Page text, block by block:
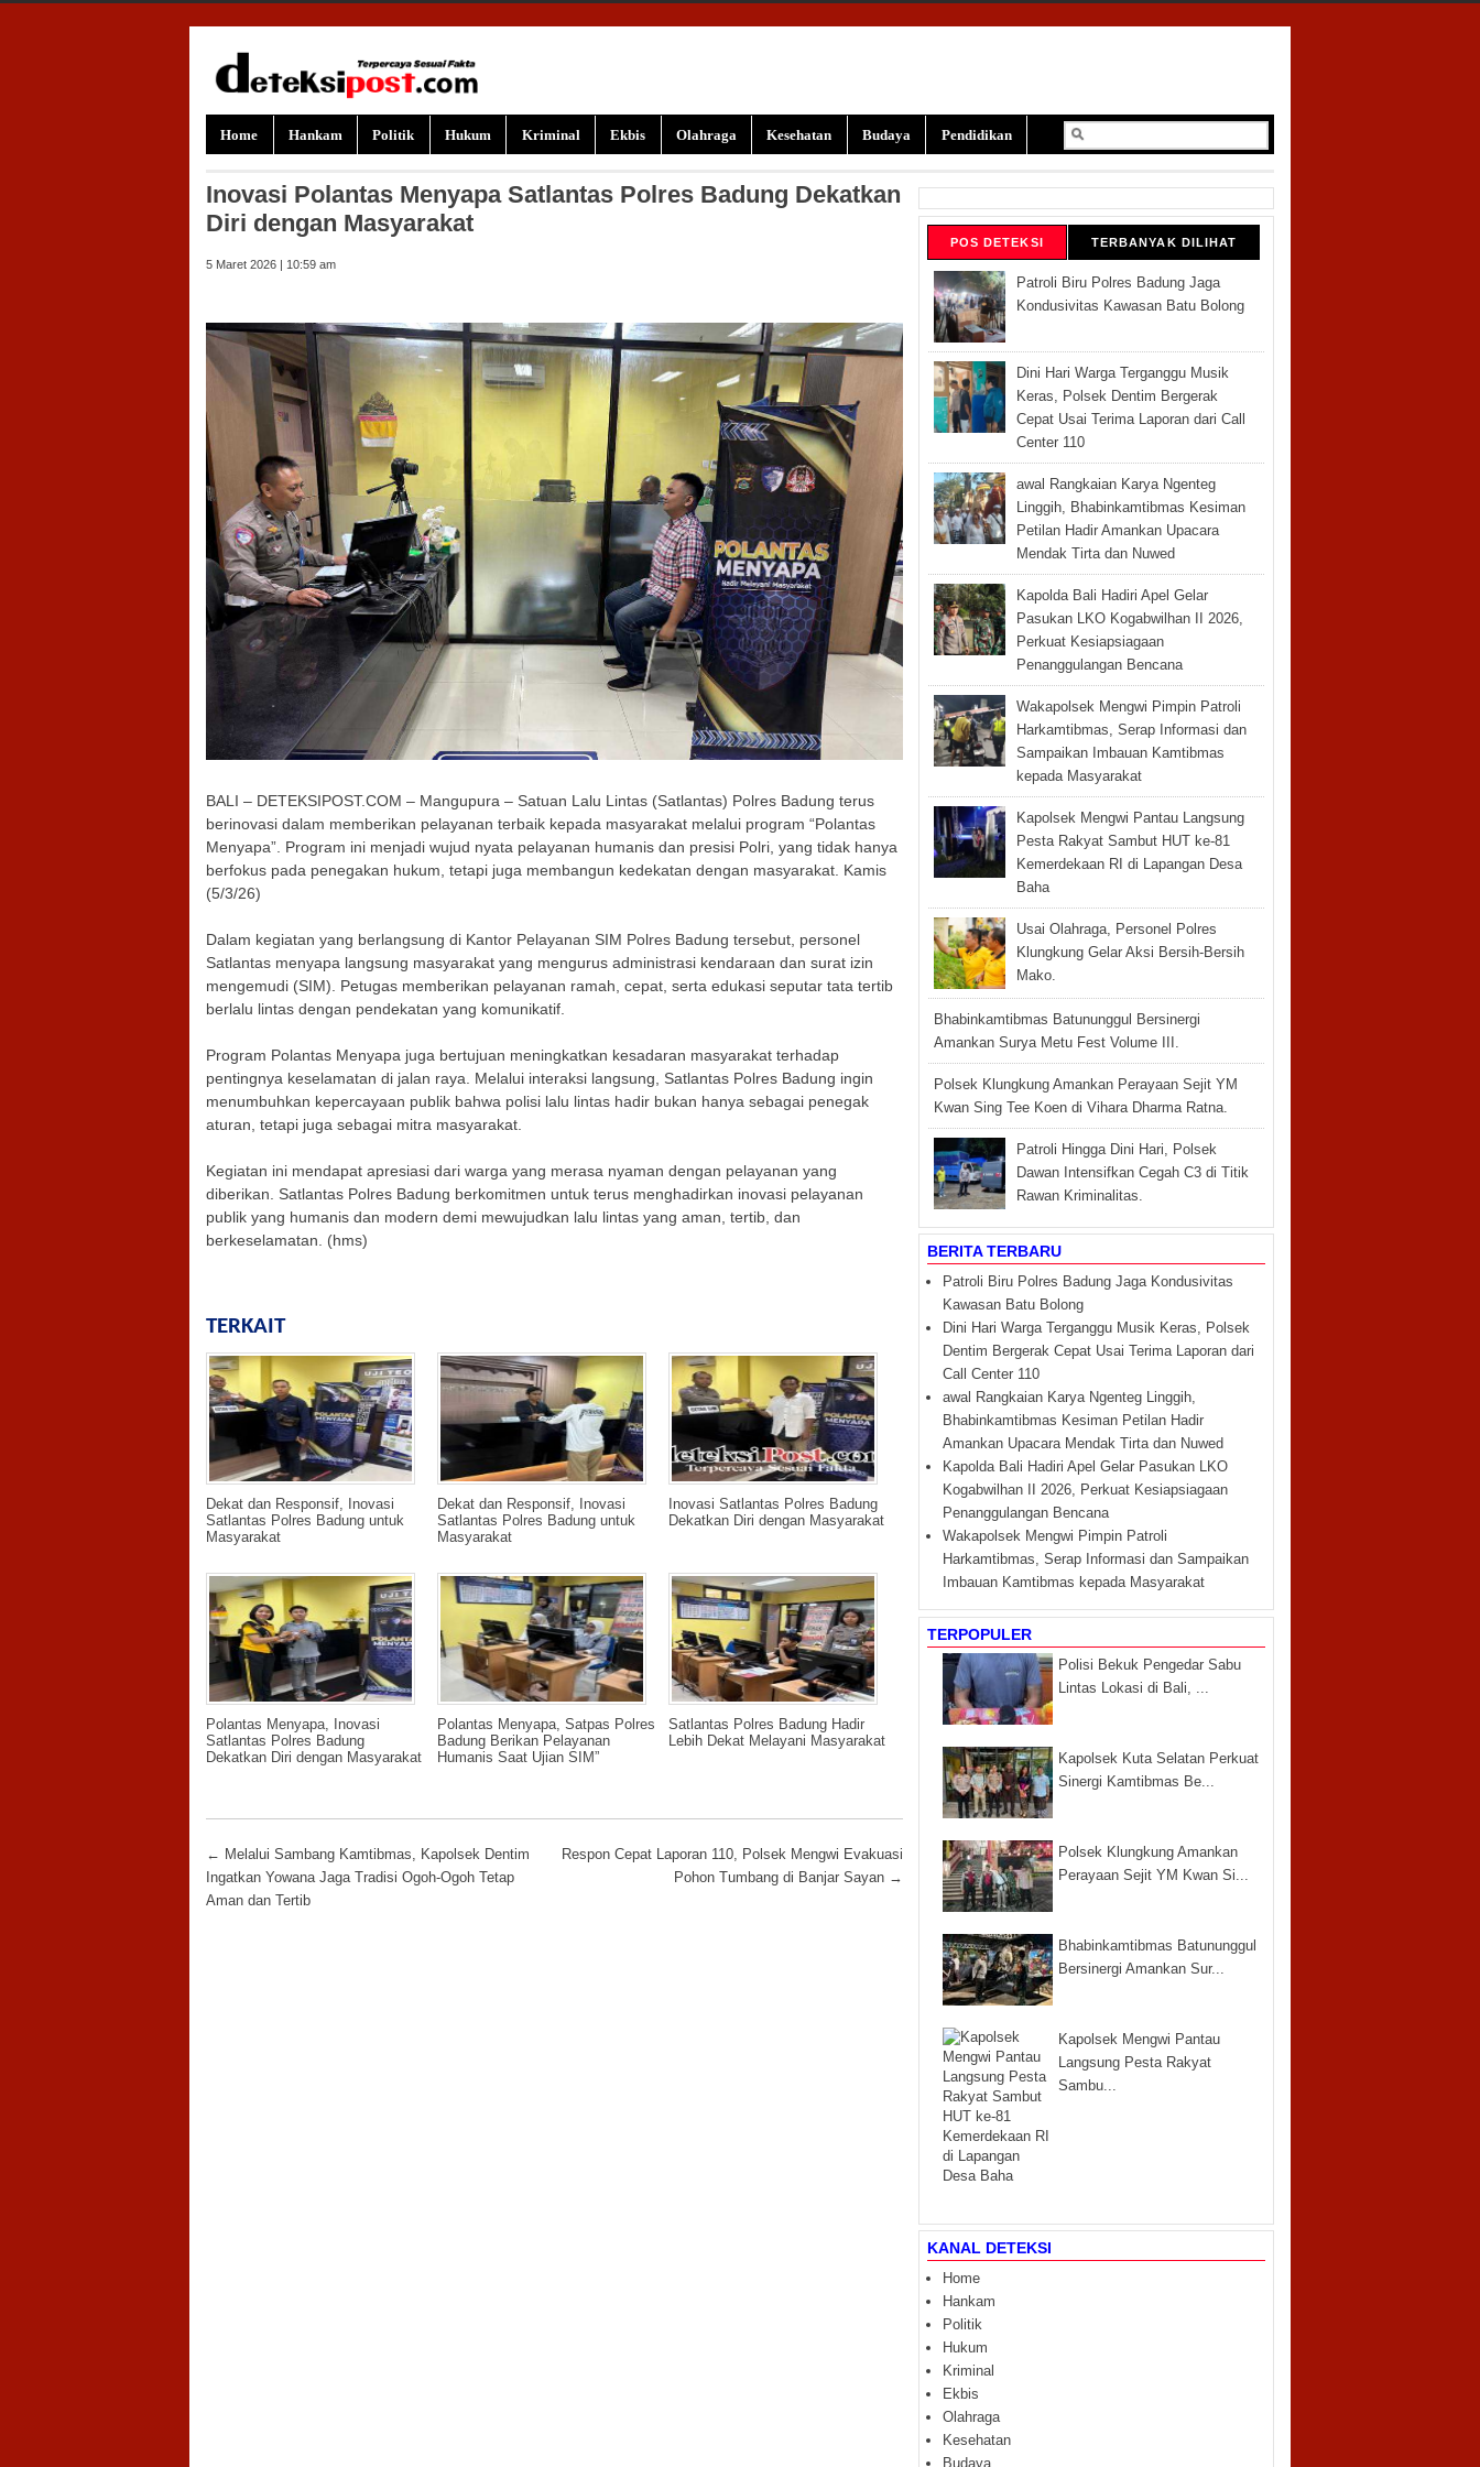
Home Hankam Politik Hukum Kriminal Ekbis Olahraga Kesehatan Budaya Pendidikan
Inovasi Polantas Menyapa Satlantas Polres Badung Dekatkan
Diri dengan Masyarakat
5 Maret 2026 | 10:59 am
BALI – DETEKSIPOST.COM – Mangupura – Satuan Lalu Lintas (Satlantas) Polres Badung terus
berinovasi dalam memberikan pelayanan terbaik kepada masyarakat melalui program “Polantas
Menyapa”. Program ini menjadi wujud nyata pelayanan humanis dan presisi Polri, yang tidak hanya
berfokus pada penegakan hukum, tetapi juga membangun kedekatan dengan masyarakat. Kamis
(5/3/26)
Dalam kegiatan yang berlangsung di Kantor Pelayanan SIM Polres Badung tersebut, personel
Satlantas menyapa langsung masyarakat yang mengurus administrasi kendaraan dan surat izin
mengemudi (SIM). Petugas memberikan pelayanan ramah, cepat, serta edukasi seputar tata tertib
berlalu lintas dengan pendekatan yang komunikatif.
Program Polantas Menyapa juga bertujuan meningkatkan kesadaran masyarakat terhadap
pentingnya keselamatan di jalan raya. Melalui interaksi langsung, Satlantas Polres Badung ingin
menumbuhkan kepercayaan publik bahwa polisi lalu lintas hadir bukan hanya sebagai penegak
aturan, tetapi juga sebagai mitra masyarakat.
Kegiatan ini mendapat apresiasi dari warga yang merasa nyaman dengan pelayanan yang
diberikan. Satlantas Polres Badung berkomitmen untuk terus menghadirkan inovasi pelayanan
publik yang humanis dan modern demi mewujudkan lalu lintas yang aman, tertib, dan
berkeselamatan. (hms)
TERKAIT
Dekat dan Responsif, Inovasi
Satlantas Polres Badung untuk
Masyarakat
Dekat dan Responsif, Inovasi
Satlantas Polres Badung untuk
Masyarakat
Inovasi Satlantas Polres Badung
Dekatkan Diri dengan Masyarakat
Polantas Menyapa, Inovasi
Satlantas Polres Badung
Dekatkan Diri dengan Masyarakat
Polantas Menyapa, Satpas Polres
Badung Berikan Pelayanan
Humanis Saat Ujian SIM”
Satlantas Polres Badung Hadir
Lebih Dekat Melayani Masyarakat
Post navigation
← Melalui Sambang Kamtibmas, Kapolsek Dentim
Ingatkan Yowana Jaga Tradisi Ogoh-Ogoh Tetap
Aman dan Tertib
Respon Cepat Laporan 110, Polsek Mengwi Evakuasi
Pohon Tumbang di Banjar Sayan →
POS DETEKSI TERBANYAK DILIHAT
Patroli Biru Polres Badung Jaga
Kondusivitas Kawasan Batu Bolong
Dini Hari Warga Terganggu Musik
Keras, Polsek Dentim Bergerak
Cepat Usai Terima Laporan dari Call
Center 110
awal Rangkaian Karya Ngenteg
Linggih, Bhabinkamtibmas Kesiman
Petilan Hadir Amankan Upacara
Mendak Tirta dan Nuwed
Kapolda Bali Hadiri Apel Gelar
Pasukan LKO Kogabwilhan II 2026,
Perkuat Kesiapsiagaan
Penanggulangan Bencana
Wakapolsek Mengwi Pimpin Patroli
Harkamtibmas, Serap Informasi dan
Sampaikan Imbauan Kamtibmas
kepada Masyarakat
Kapolsek Mengwi Pantau Langsung
Pesta Rakyat Sambut HUT ke-81
Kemerdekaan RI di Lapangan Desa
Baha
Usai Olahraga, Personel Polres
Klungkung Gelar Aksi Bersih-Bersih
Mako.
Bhabinkamtibmas Batununggul Bersinergi
Amankan Surya Metu Fest Volume III.
Polsek Klungkung Amankan Perayaan Sejit YM
Kwan Sing Tee Koen di Vihara Dharma Ratna.
Patroli Hingga Dini Hari, Polsek
Dawan Intensifkan Cegah C3 di Titik
Rawan Kriminalitas.
BERITA TERBARU
Patroli Biru Polres Badung Jaga Kondusivitas
Kawasan Batu Bolong
Dini Hari Warga Terganggu Musik Keras, Polsek
Dentim Bergerak Cepat Usai Terima Laporan dari
Call Center 110
awal Rangkaian Karya Ngenteg Linggih,
Bhabinkamtibmas Kesiman Petilan Hadir
Amankan Upacara Mendak Tirta dan Nuwed
Kapolda Bali Hadiri Apel Gelar Pasukan LKO
Kogabwilhan II 2026, Perkuat Kesiapsiagaan
Penanggulangan Bencana
Wakapolsek Mengwi Pimpin Patroli
Harkamtibmas, Serap Informasi dan Sampaikan
Imbauan Kamtibmas kepada Masyarakat
TERPOPULER
Polisi Bekuk Pengedar Sabu
Lintas Lokasi di Bali, ...
Kapolsek Kuta Selatan Perkuat
Sinergi Kamtibmas Be...
Polsek Klungkung Amankan
Perayaan Sejit YM Kwan Si...
Bhabinkamtibmas Batununggul
Bersinergi Amankan Sur...
Kapolsek Mengwi Pantau
Langsung Pesta Rakyat
Sambu...
KANAL DETEKSI
Home
Hankam
Politik
Hukum
Kriminal
Ekbis
Olahraga
Kesehatan